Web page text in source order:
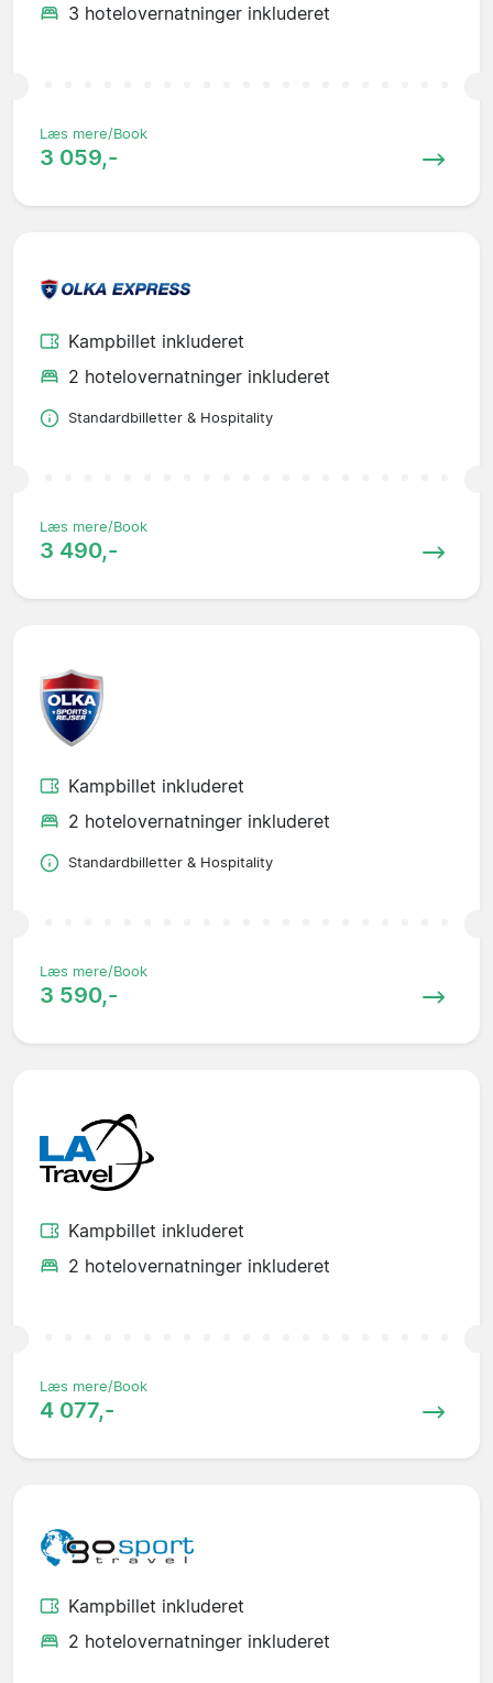
3 hotelovernatninger inkluderet
Læs mere/Book
3 059,-
Kampbillet inkluderet
2 hotelovernatninger inkluderet
Standardbilletter & Hospitality
Læs mere/Book
3 490,-
Kampbillet inkluderet
2 hotelovernatninger inkluderet
Standardbilletter & Hospitality
Læs mere/Book
3 590,-
Kampbillet inkluderet
2 hotelovernatninger inkluderet
Læs mere/Book
4 077,-
Kampbillet inkluderet
2 hotelovernatninger inkluderet